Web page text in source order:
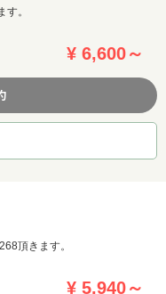
。
¥ 6,600～
頂きます。
¥ 5,940～